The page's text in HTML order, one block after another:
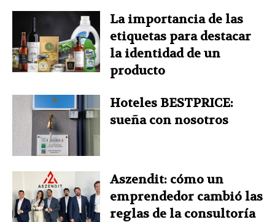
La importancia de las
etiquetas para destacar
la identidad de un
producto
Hoteles BESTPRICE:
sueña con nosotros
Aszendit: cómo un
emprendedor cambió las
reglas de la consultoría